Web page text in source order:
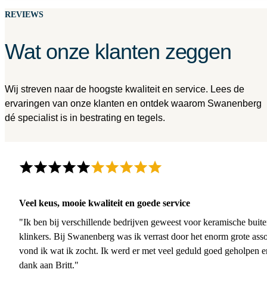
REVIEWS
Wat onze klanten zeggen
Wij streven naar de hoogste kwaliteit en service. Lees de
ervaringen van onze klanten en ontdek waarom Swanenberg
dé specialist is in bestrating en tegels.
Veel keus, mooie kwaliteit en goede service
"Ik ben bij verschillende bedrijven geweest voor keramische
klinkers. Bij Swanenberg was ik verrast door het enorm grote
vond ik wat ik zocht. Ik werd er met veel geduld goed geholpen
dank aan Britt."